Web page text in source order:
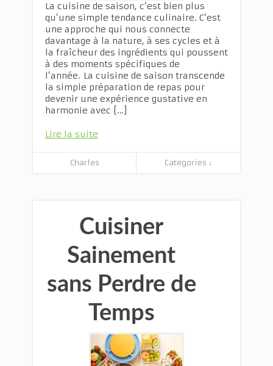
La cuisine de saison, c’est bien plus
qu’une simple tendance culinaire. C’est
une approche qui nous connecte
davantage à la nature, à ses cycles et à
la fraîcheur des ingrédients qui poussent
à des moments spécifiques de
l’année. La cuisine de saison transcende
la simple préparation de repas pour
devenir une expérience gustative en
harmonie avec […]
Lire la suite
Charles Categories ↓
Cuisiner
Sainement
sans Perdre de
Temps